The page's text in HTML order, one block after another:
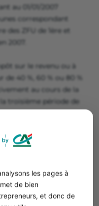
les pages à
de bien
et donc de
au 01/01/2007
correspondant
des ZFU de 1ère et
2007.
sur le revenu ou à
de 40 %, 60 % ou 80 %
au cours de la
troisième période de
dont a
activités créées entre
à l'exonération
à compter du 1er
ou d’embauche